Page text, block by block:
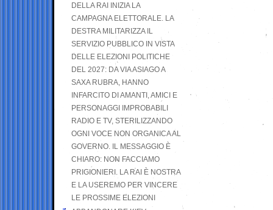
DELLA RAI INIZIA LA
CAMPAGNA ELETTORALE. LA
DESTRA MILITARIZZA IL
SERVIZIO PUBBLICO IN VISTA
DELLE ELEZIONI POLITICHE
DEL 2027: DA VIA ASIAGO A
SAXA RUBRA, HANNO
INFARCITO DI AMANTI, AMICI E
PERSONAGGI IMPROBABILI
RADIO E TV, STERILIZZANDO
OGNI VOCE NON ORGANICA AL
GOVERNO. IL MESSAGGIO È
CHIARO: NON FACCIAMO
PRIGIONIERI. LA RAI È NOSTRA
E LA USEREMO PER VINCERE
LE PROSSIME ELEZIONI